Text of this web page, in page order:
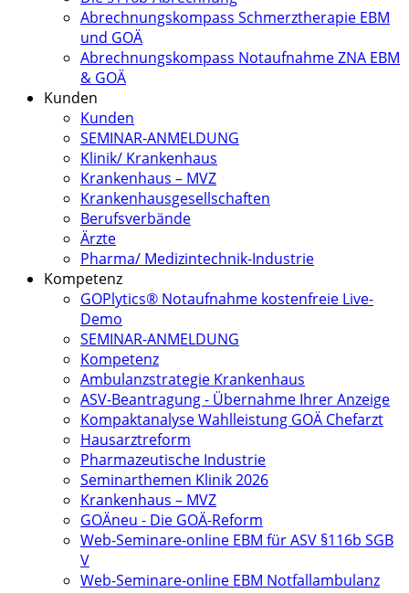
Abrechnungskompass Schmerztherapie EBM
und GOÄ
Abrechnungskompass Notaufnahme ZNA EBM
& GOÄ
Kunden
Kunden
SEMINAR-ANMELDUNG
Klinik/ Krankenhaus
Krankenhaus – MVZ
Krankenhausgesellschaften
Berufsverbände
Ärzte
Pharma/ Medizintechnik-Industrie
Kompetenz
GOPlytics® Notaufnahme kostenfreie Live-
Demo
SEMINAR-ANMELDUNG
Kompetenz
Ambulanzstrategie Krankenhaus
ASV-Beantragung - Übernahme Ihrer Anzeige
Kompaktanalyse Wahlleistung GOÄ Chefarzt
Hausarztreform
Pharmazeutische Industrie
Seminarthemen Klinik 2026
Krankenhaus – MVZ
GOÄneu - Die GOÄ-Reform
Web-Seminare-online EBM für ASV §116b SGB
V
Web-Seminare-online EBM Notfallambulanz